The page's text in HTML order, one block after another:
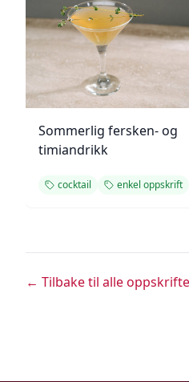
Sommerlig fersken- og
timiandrikk
cocktail enkel oppskrift
← Tilbake til alle